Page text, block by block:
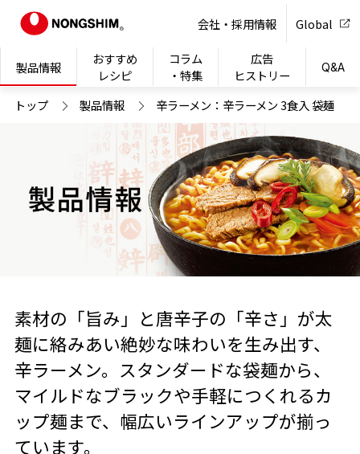
製品情報
おすすめ
レシピ
コラム
・特集
広告
ヒストリー
Q&A
会社・採用情報 Global
トップ 製品情報 辛ラーメン：辛ラーメン 3食入 袋麺
素材の「旨み」と唐辛子の「辛さ」が太
麺に絡みあい絶妙な味わいを生み出す、
辛ラーメン。スタンダードな袋麺から、
マイルドなブラックや手軽につくれるカ
ップ麺まで、幅広いラインアップが揃っ
ています。